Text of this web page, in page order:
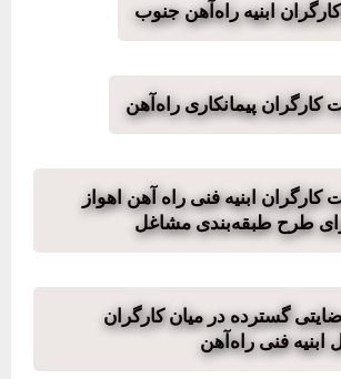
ابنیه راه‌آهن جنوب
پیمانکاری‌ راه‌آهن
ابنیه فنی راه آهن اهواز
طرح طبقه‌بندی مشاغل
گسترده در میان کارگران
فنی راه‌آهن